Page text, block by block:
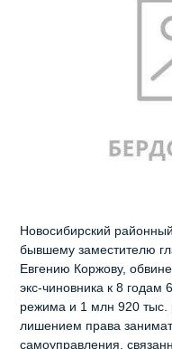
Новосибирский
бывшему заместителю
Евгению Коржову,
экс-чиновника к 8 годам
режима и 1 млн 920 тыс.
лишением права
самоуправления,